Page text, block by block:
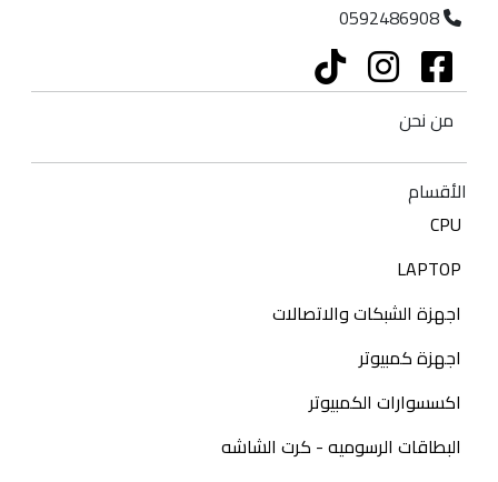
0592486908
من نحن
الأقسام
CPU
LAPTOP
اجهزة الشبكات والاتصالات
اجهزة كمبيوتر
اكسسوارات الكمبيوتر
البطاقات الرسوميه - كرت الشاشه